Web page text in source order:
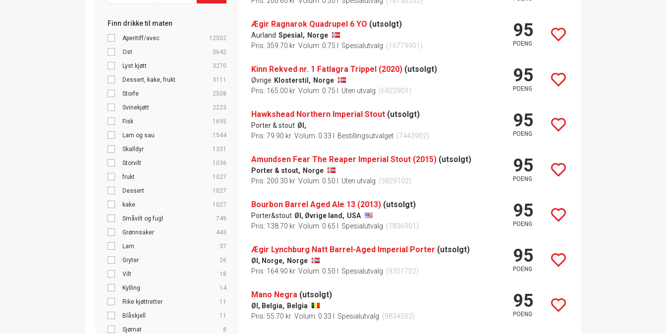
Finn drikke til maten
Aperitiff/avec
12502
Ost
3642
Lyst kjøtt
3270
Dessert, kake, frukt
3111
Storfe
2508
Svinekjøtt
2223
Fisk
1695
Lam og sau
1544
Skalldyr
1331
Storvilt
1036
frukt
1027
Dessert
1027
kake
1027
Småvilt og fugl
749
Grønnsaker
443
Lam
37
Gryter
26
Vilt
18
Kylling
14
Rike kjøttretter
11
Blåskjell
11
Sjømat
8
Ægir Ragnarok Quadrupel 6 YO (utsolgt)
Aurland Spesial, Norge
Pris: 359.70 kr Volum: 0.75 l Spesialutvalg (16779901)
95
POENG
Kinn Rekved nr. 1 Fatlagra Trippel (2020) (utsolgt)
Øvrige Klosterstil, Norge
Pris: 165.00 kr Volum: 0.75 l Uten utvalg (6922901)
95
POENG
Hawkshead Northern Imperial Stout (utsolgt)
Porter & stout Øl,
Pris: 79.90 kr Volum: 0.33 l Bestillingsutvalget (7443902)
95
POENG
Amundsen Fear The Reaper Imperial Stout (2015) (utsolgt)
Porter & stout, Norge
Pris: 200.30 kr Volum: 0.50 l Uten utvalg (3829102)
95
POENG
Bourbon Barrel Aged Ale 13 (2013) (utsolgt)
Porter&stout Øl, Øvrige land, USA
Pris: 138.70 kr Volum: 0.65 l Spesialutvalg (1836901)
95
POENG
Ægir Lynchburg Natt Barrel-Aged Imperial Porter (utsolgt)
Øl, Norge, Norge
Pris: 164.90 kr Volum: 0.50 l Spesialutvalg (9351702)
95
POENG
Mano Negra (utsolgt)
Øl, Belgia, Belgia
Pris: 55.70 kr Volum: 0.33 l Spesialutvalg (9834502)
95
POENG